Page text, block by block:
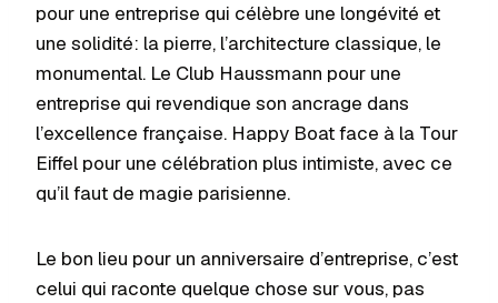
pour une entreprise qui célèbre une longévité et
une solidité: la pierre, l’architecture classique, le
monumental. Le Club Haussmann pour une
entreprise qui revendique son ancrage dans
l’excellence française. Happy Boat face à la Tour
Eiffel pour une célébration plus intimiste, avec ce
qu’il faut de magie parisienne.
Le bon lieu pour un anniversaire d’entreprise, c’est
celui qui raconte quelque chose sur vous, pas